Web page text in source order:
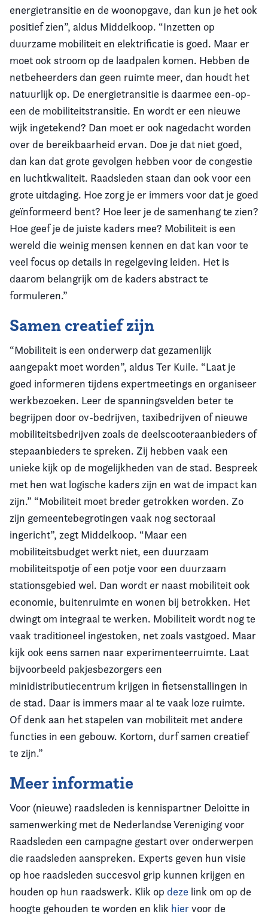
energietransitie en de woonopgave, dan kun je het ook
positief zien”, aldus Middelkoop. “Inzetten op
duurzame mobiliteit en elektrificatie is goed. Maar er
moet ook stroom op de laadpalen komen. Hebben de
netbeheerders dan geen ruimte meer, dan houdt het
natuurlijk op. De energietransitie is daarmee een-op-
een de mobiliteitstransitie. En wordt er een nieuwe
wijk ingetekend? Dan moet er ook nagedacht worden
over de bereikbaarheid ervan. Doe je dat niet goed,
dan kan dat grote gevolgen hebben voor de congestie
en luchtkwaliteit. Raadsleden staan dan ook voor een
grote uitdaging. Hoe zorg je er immers voor dat je goed
geïnformeerd bent? Hoe leer je de samenhang te zien?
Hoe geef je de juiste kaders mee? Mobiliteit is een
wereld die weinig mensen kennen en dat kan voor te
veel focus op details in regelgeving leiden. Het is
daarom belangrijk om de kaders abstract te
formuleren.”
Samen creatief zijn
“Mobiliteit is een onderwerp dat gezamenlijk
aangepakt moet worden”, aldus Ter Kuile. “Laat je
goed informeren tijdens expertmeetings en organiseer
werkbezoeken. Leer de spanningsvelden beter te
begrijpen door ov-bedrijven, taxibedrijven of nieuwe
mobiliteitsbedrijven zoals de deelscooteraanbieders of
stepaanbieders te spreken. Zij hebben vaak een
unieke kijk op de mogelijkheden van de stad. Bespreek
met hen wat logische kaders zijn en wat de impact kan
zijn.” “Mobiliteit moet breder getrokken worden. Zo
zijn gemeentebegrotingen vaak nog sectoraal
ingericht”, zegt Middelkoop. “Maar een
mobiliteitsbudget werkt niet, een duurzaam
mobiliteitspotje of een potje voor een duurzaam
stationsgebied wel. Dan wordt er naast mobiliteit ook
economie, buitenruimte en wonen bij betrokken. Het
dwingt om integraal te werken. Mobiliteit wordt nog te
vaak traditioneel ingestoken, net zoals vastgoed. Maar
kijk ook eens samen naar experimenteerruimte. Laat
bijvoorbeeld pakjesbezorgers een
minidistributiecentrum krijgen in fietsenstallingen in
de stad. Daar is immers maar al te vaak loze ruimte.
Of denk aan het stapelen van mobiliteit met andere
functies in een gebouw. Kortom, durf samen creatief
te zijn.”
Meer informatie
Voor (nieuwe) raadsleden is kennispartner Deloitte in
samenwerking met de Nederlandse Vereniging voor
Raadsleden een campagne gestart over onderwerpen
die raadsleden aanspreken. Experts geven hun visie
op hoe raadsleden succesvol grip kunnen krijgen en
houden op hun raadswerk. Klik op deze link om op de
hoogte gehouden te worden en klik hiervoor de